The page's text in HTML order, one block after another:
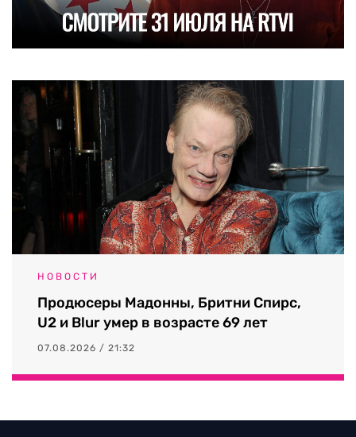
НОВОСТИ
Продюсеры Мадонны, Бритни Спирс,
U2 и Blur умер в возрасте 69 лет
07.08.2026 / 21:32